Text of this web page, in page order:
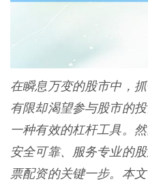
在瞬息万变的股市中，
有限却渴望参与股市的
一种有效的杠杆工具。
安全可靠、服务专业的
票配资的关键一步。本